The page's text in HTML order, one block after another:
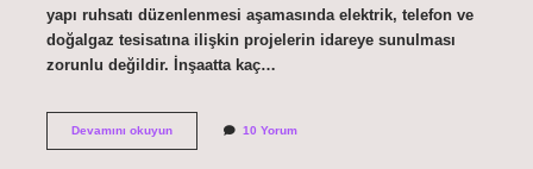
yapı ruhsatı düzenlenmesi aşamasında elektrik, telefon ve
doğalgaz tesisatına ilişkin projelerin idareye sunulması
zorunlu değildir. İnşaatta kaç…
Devamını okuyunRuhsat
10 Yorum